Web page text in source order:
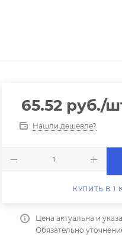
65.52руб./
Нашли дешевле?
КУПИТЬ В 1
Цена актуальна и
Обязательно